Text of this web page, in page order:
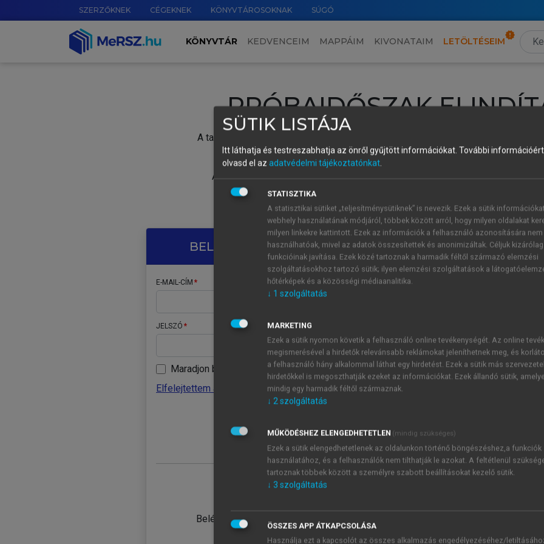
SZERZŐKNEK CÉGEKNEK KÖNYVTÁROSOKNAK SÚGÓ
KÖNYVTÁR KEDVENCEIM MAPPÁIM KIVONATAIM LETÖLTÉSEIM
PRÓBAIDŐSZAK
A tartalom megtekintéséhez lépj be a saját fiókoddal, iskolai azonosítóddal vagy
Új felhasználóként1 óra díjmentes hozzáférésrevagy
A próbaidőszak elindításához,
vagy hozz
A regisztráció után a
BELÉPÉS SAJÁT FIÓKKAL
E-MAIL-CÍM
JELSZÓ
Maradjon belépve
Elfelejtettem a jelszavamat
Belépés intézményi azonosítóval
ÚJ FIÓK
1 óra
JELSZÓ
Kérek értesítést a MeRSZ
Kérek értesítést az
SÜTIK LISTÁJA
Itt láthatja és testreszabhatja az önről gyűjtött információkat. További
olvasd el az adatvédelmi tájékoztatónkat.
STATISZTIKA
A statisztikai sütiket „teljesítménysütiknek” is nevezik. Ezek a sütik
webhely használatának módjáról, többek között arról, hogy milyen oldalakat
milyen linkekre kattintott. Ezek az információk a felhasználó azonosítására nem
használhatóak, mivel az adatok összesítettek és anonimizáltak. Céljuk
funkcióinak javítása. Ezek közé tartoznak a harmadik féltől származó elemzési
szolgáltatásokhoz tartozó sütik; ilyen elemzési szolgáltatások a
hőtérképek és a közösségi médiaanalitika.
↓ 1 szolgáltatás
MARKETING
Ezek a sütik nyomon követik a felhasználó online tevékenységét. Az online
megismerésével a hirdetők relevánsabb reklámokat jeleníthetnek meg, és
a felhasználó hány alkalommal láthat egy hirdetést. Ezek a sütik más
hirdetőkkel is megoszthatják ezeket az információkat. Ezek állandó sütik,
mindig egy harmadik féltől származnak.
↓ 2szolgáltatás
MŰKÖDÉSHEZ ELENGEDHETETLEN (mindig szükséges)
Ezek a sütik elengedhetetlenek az oldalunkon történő böngészéshez,a funkciók
használatához, és a felhasználók nem tilthatják le azokat. A feltétlenül
tartoznak többek között a személyre szabott beállításokat kezelő sütik.
↓ 3 szolgáltatás
ÖSSZES APP ÁTKAPCSOLÁSA
Használja ezt a kapcsolót az összes alkalmazás engedélyezéséhez/